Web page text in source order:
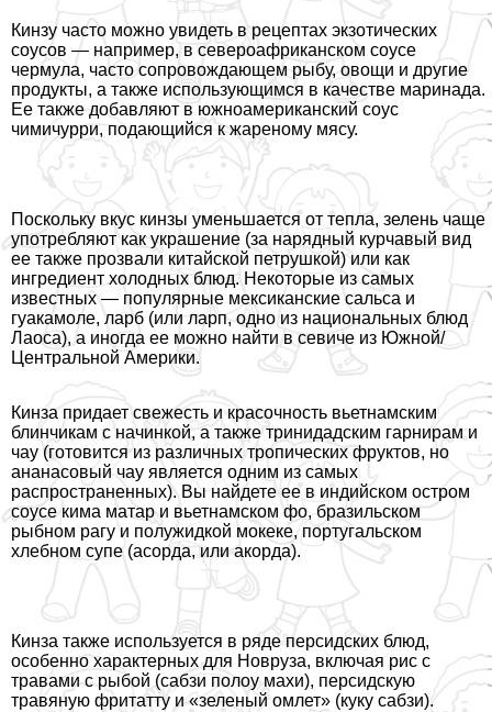
Кинзу часто можно увидеть в рецептах экзотических
соусов — например, в североафриканском соусе
чермула, часто сопровождающем рыбу, овощи и другие
продукты, а также использующимся в качестве маринада.
Ее также добавляют в южноамериканский соус
чимичурри, подающийся к жареному мясу.
Поскольку вкус кинзы уменьшается от тепла, зелень чаще
употрeбляют как украшение (за нарядный курчавый вид
ее также прозвали китайской петрушкой) или как
ингредиент холодных блюд. Некоторые из самых
известных — популярные мексиканские сальса и
гуакамоле, ларб (или ларп, одно из национальных блюд
Лаоса), а иногда ее можно найти в севиче из Южной/
Центральной Америки.
Кинза придает свежесть и красочность вьетнамским
блинчикам с начинкой, а также тринидадским гарнирам и
чау (готовится из различных тропических фруктов, но
ананасовый чау является одним из самых
распространенных). Вы найдете ее в индийском остром
соусе кима матар и вьетнамском фо, бразильском
рыбном рагу и полужидкой мокеке, португальском
хлебном супе (асорда, или акорда).
Кинза также используется в ряде персидских блюд,
особенно хаpaктерных для Новруза, включая рис с
травами с рыбой (сабзи полоу махи), персидскую
травяную фритатту и «зеленый омлет» (куку сабзи).